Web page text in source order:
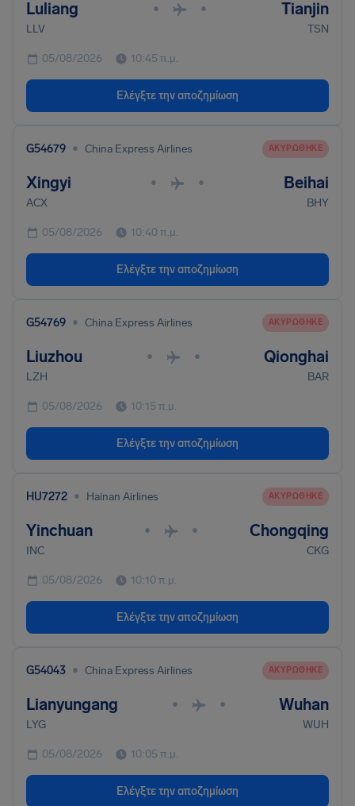
Luliang • • Tianjin
LLV TSN
05/08/2026 10:45 π.μ.
Ελέγξτε την αποζημίωση
G54679 • China Express Airlines ΑΚΥΡΏΘΗΚΕ
Xingyi • • Beihai
ACX BHY
05/08/2026 10:40 π.μ.
Ελέγξτε την αποζημίωση
G54769 • China Express Airlines ΑΚΥΡΏΘΗΚΕ
Liuzhou • • Qionghai
LZH BAR
05/08/2026 10:15 π.μ.
Ελέγξτε την αποζημίωση
HU7272 • Hainan Airlines ΑΚΥΡΏΘΗΚΕ
Yinchuan • • Chongqing
INC CKG
05/08/2026 10:10 π.μ.
Ελέγξτε την αποζημίωση
G54043 • China Express Airlines ΑΚΥΡΏΘΗΚΕ
Lianyungang • • Wuhan
LYG WUH
05/08/2026 10:05 π.μ.
Ελέγξτε την αποζημίωση